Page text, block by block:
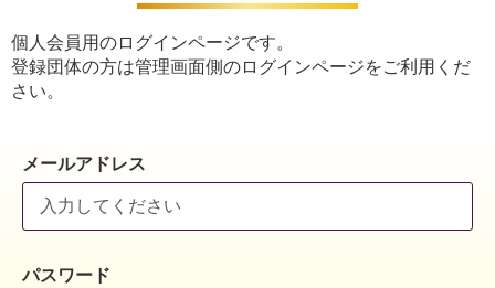
個人会員用のログインページです。
登録団体の方は管理画面側のログインページをご利用くだ
さい。
メールアドレス
パスワード